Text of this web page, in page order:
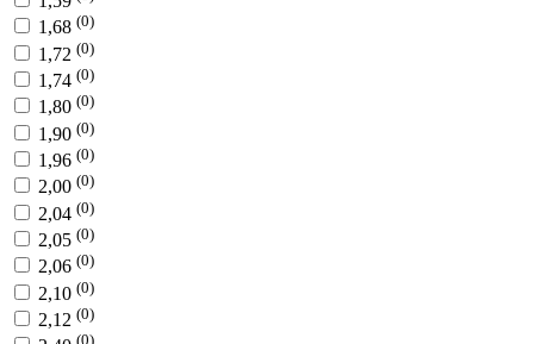
1,68 (0)
1,72 (0)
1,74 (0)
1,80 (0)
1,90 (0)
1,96 (0)
2,00 (0)
2,04 (0)
2,05 (0)
2,06 (0)
2,10 (0)
2,12 (0)
(0)